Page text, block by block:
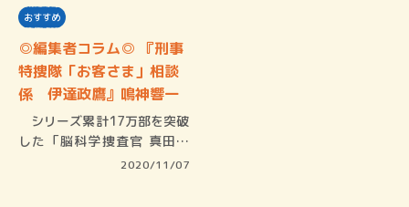
おすすめ
◎編集者コラム◎ 『刑事
特捜隊「お客さま」相談
係 伊達政鷹』鳴神響一
シリーズ累計17万部を突破
した「脳科学捜査官 真田夏
2020/11/07